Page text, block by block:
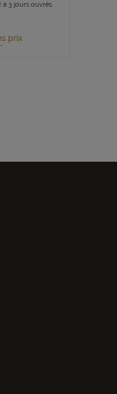
à 3 jours ouvrés.
prix